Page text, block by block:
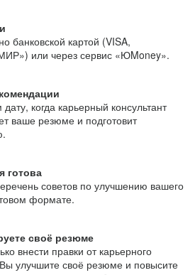
банковской картой (VISA,
или через сервис «ЮMoney».
когда карьерный консультант
ваше резюме и подготовит
готова
советов по улучшению вашего
формате.
своё резюме
внести правки от карьерного
Вы улучшите своё резюме и повысите